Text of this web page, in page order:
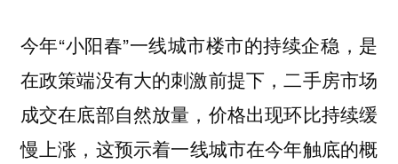
今年“小阳春”一线城市楼市的持续企稳，是
在政策端没有大的刺激前提下，二手房市场
成交在底部自然放量，价格出现环比持续缓
慢上涨， 这预示着一线城市在今年触底的概